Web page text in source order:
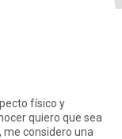
quiero que sea
considero una